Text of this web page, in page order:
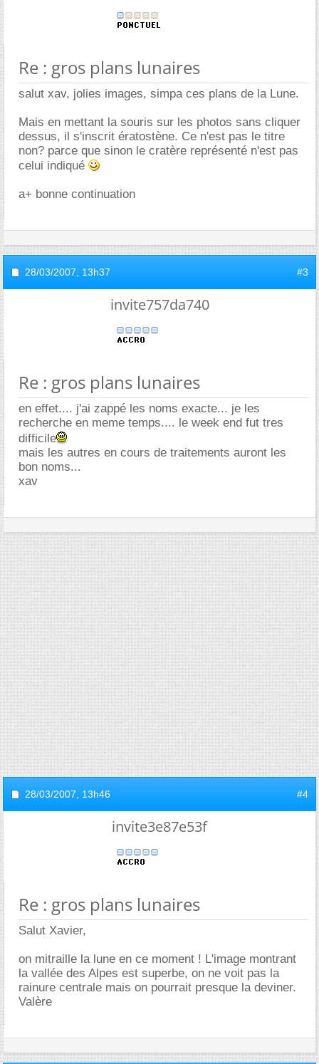
Re : gros plans lunaires
salut xav, jolies images, simpa ces plans de la Lune.
Mais en mettant la souris sur les photos sans cliquer
dessus, il s'inscrit ératostène. Ce n'est pas le titre
non? parce que sinon le cratère représenté n'est pas
celui indiqué
a+ bonne continuation
28/03/2007, 13h37 #3
invite757da740
Re : gros plans lunaires
en effet.... j'ai zappé les noms exacte... je les
recherche en meme temps.... le week end fut tres
difficile
mais les autres en cours de traitements auront les
bon noms...
xav
28/03/2007, 13h46 #4
invite3e87e53f
Re : gros plans lunaires
Salut Xavier,
on mitraille la lune en ce moment ! L'image montrant
la vallée des Alpes est superbe, on ne voit pas la
rainure centrale mais on pourrait presque la deviner.
Valère